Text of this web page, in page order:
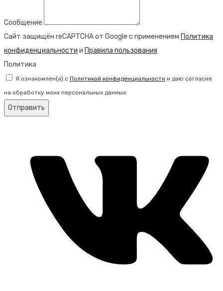
Сообщение
Сайт защищён reCAPTCHA от Google с применением Политика
конфиденциальности и Правила пользования
Политика
Я ознакомлен(а) с Политикой конфиденциальности и даю согласие
на обработку моих персональных данных.
Отправить